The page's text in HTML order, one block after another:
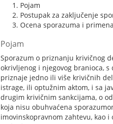
Pojam
Postupak za zaključenje
Ocena sporazuma i
Pojam
Sporazum o priznanju krivičnog
okrivljenog i njegovog branioca,
priznaje jedno ili više krivičnih
istrage, ili optužnim aktom, i sa
drugim krivičnim sankcijama, o
koja nisu obuhvaćena
imovinskopravnom zahtevu, kao